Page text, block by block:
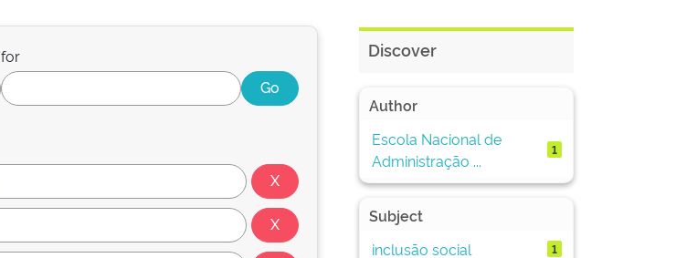
for Discover
Author
Escola Nacional de
Administração ...
1
Subject
inclusão social
1